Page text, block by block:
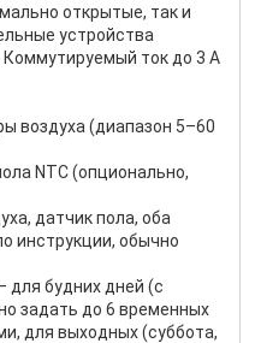
открытые, так и
устройства
ток до 3 А
воздуха (диапазон 5–60
NTC (опционально,
датчик пола, оба
инструкции, обычно
для будних дней (с
задать до 6 временных
для выходных (суббота,